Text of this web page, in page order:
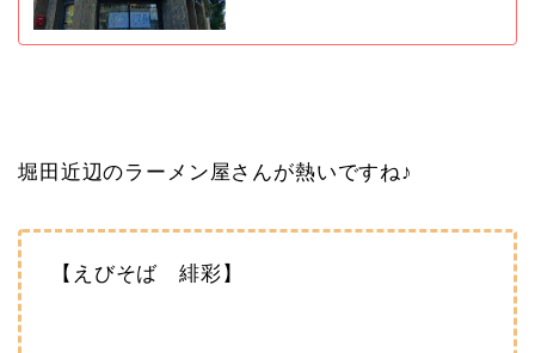
堀田近辺のラーメン屋さんが熱いですね♪
【えびそば 緋彩】